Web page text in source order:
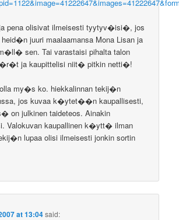
pena olisivat ilmeisesti tyytyv�isi�, jos
juuri maalaamansa Mona Lisan ja
sen. Tai varastaisi pihalta talon
ja kaupittelisi niit� pitkin netti�!
my�s ko. hiekkalinnan tekij�n
jos kuvaa k�ytet��n kaupallisesti,
on julkinen taideteos. Ainakin
Valokuvan kaupallinen k�ytt� ilman
lupaa olisi ilmeisesti jonkin sortin
at 13:04said: